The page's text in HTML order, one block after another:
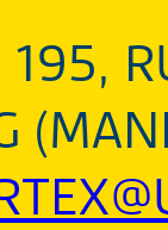
195,